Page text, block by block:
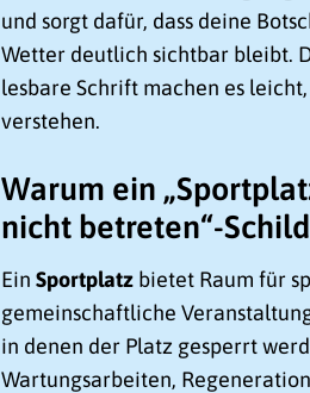
und sorgt dafür, dass deine
Wetter deutlich sichtbar bleibt.
lesbare Schrift machen es
verstehen.
Warum ein
nicht betreten“-
Ein Sportplatz bietet Raum für
gemeinschaftliche
in denen der Platz gesperrt
Wartungsarbeiten,